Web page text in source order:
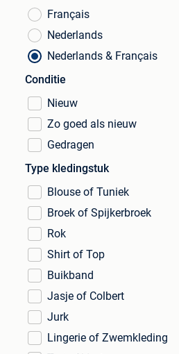
Français
Nederlands
Nederlands & Français
Conditie
Nieuw
Zo goed als nieuw
Gedragen
Type kledingstuk
Blouse of Tuniek
Broek of Spijkerbroek
Rok
Shirt of Top
Buikband
Jasje of Colbert
Jurk
Lingerie of Zwemkleding